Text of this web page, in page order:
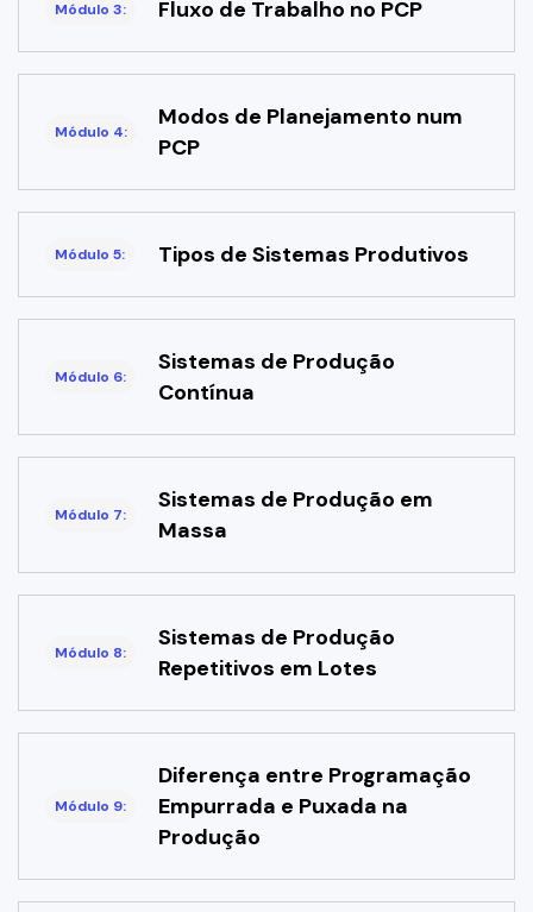
Módulo 3: Fluxo de Trabalho no PCP
Módulo 4:
Modos de Planejamento num
PCP
Módulo 5: Tipos de Sistemas Produtivos
Módulo 6:
Sistemas de Produção
Contínua
Módulo 7:
Sistemas de Produção em
Massa
Módulo 8:
Sistemas de Produção
Repetitivos em Lotes
Módulo 9:
Diferença entre Programação
Empurrada e Puxada na
Produção